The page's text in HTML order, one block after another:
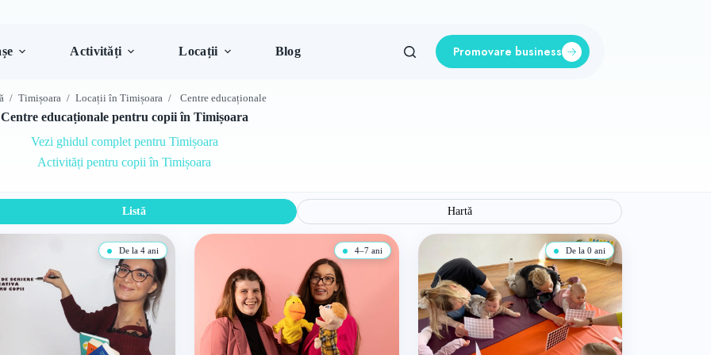
Activități Locații Blog Promovare business
/ Timișoara / Locații în Timișoara / Centre educaționale
Centre educaționale pentru copii în Timișoara
Vezi ghidul complet pentru Timișoara
Activități pentru copii în Timișoara
Listă Hartă
De la 4 ani 4–7 ani De la 0 ani